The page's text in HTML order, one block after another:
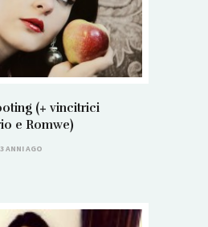
(+ vincitrici
e Romwe)
ANNI AGO